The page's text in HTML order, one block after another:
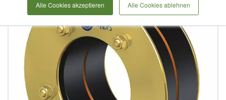
Alle Cookies akzeptieren Alle Cookies ablehnen
Bildergalerie
springen